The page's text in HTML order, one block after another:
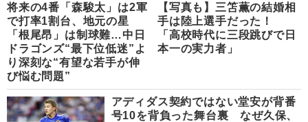
将来の4番「森駿太」は2軍
で打率1割台、地元の星
「根尾昂」は制球難…中日
ドラゴンズ“最下位低迷”よ
り深刻な“有望な若手が伸
び悩む問題”
【写真も】三笘薫の結婚相
手は陸上選手だった！
「高校時代に三段跳びで日
本一の実力者」
アディダス契約ではない堂安が背番
号10を背負った舞台裏 なぜ久保、